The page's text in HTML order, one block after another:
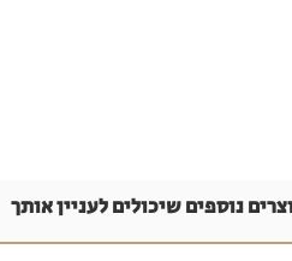
נוספים שיכולים לעניין אותך